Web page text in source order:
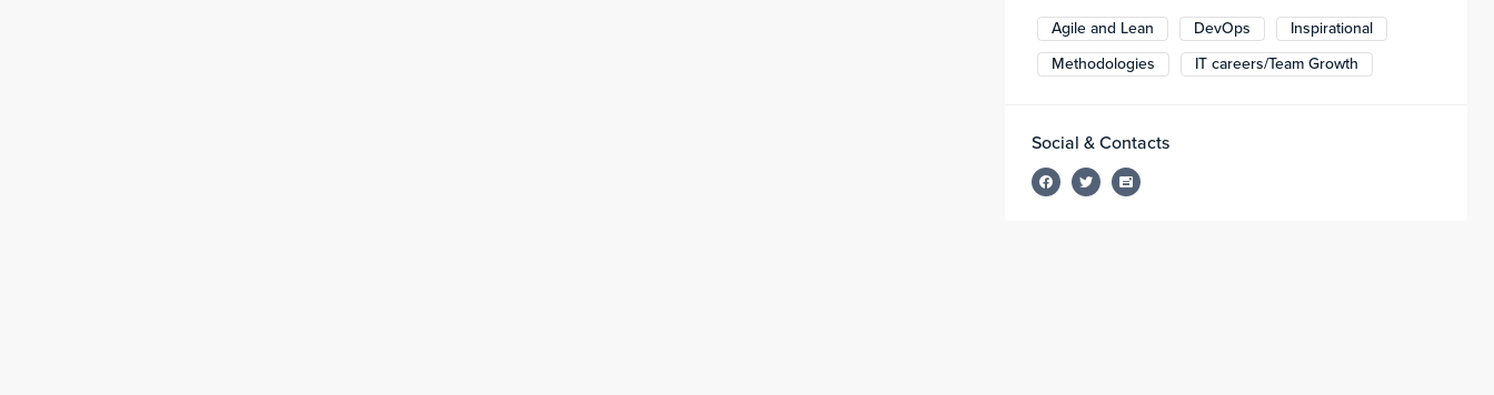
Agile and Lean DevOps
Inspirational
Methodologies
IT careers/Team Growth
Social & Contacts